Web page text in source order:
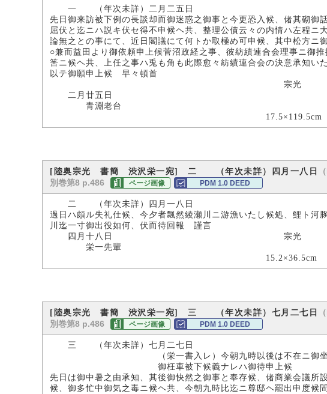
一 （年次未詳）二月二五日
先日御来訪被下例の長談却而御迷惑之御事と今更恐入候、偖其砌
屈伏と迄ニハ説キ伏セ得不申候ヘ共、整理公債云々の内情ハ左程
論無之との事にて、近日閣議にて何トか取極め可申候、其中松方ニ
○兼而益田より御依頼申上候菅沼政経之事、彼紡績連合会理事ニ御
筈ニ候ヘ共、上任之事ハ兎も角も此際愈々紡績連合会の決意承知
以テ御願申上候 早々頓首
宗光
二月廿五日
青淵老台
17.5×119.5cm
[陸奥宗光 書簡 渋沢栄一宛] 二 （年次未詳）四月一八日
別巻第8 p.486
ページ画像 PDM 1.0 DEED
二 （年次未詳）四月一八日
過日ハ頗ル失礼仕候、今夕者飄然綾瀬川ニ游漁いたし候処、鯉ト河
川迄一寸御出役如何、伏而待回報 謹言
四月十八日 宗光
栄一先輩
15.2×36.5cm
[陸奥宗光 書簡 渋沢栄一宛] 三 （年次未詳）七月二七日
別巻第8 p.486
ページ画像 PDM 1.0 DEED
三 （年次未詳）七月二七日
（栄一書入レ）今朝九時以後は不在ニ御坐候
御枉車被下候義ナレハ御待申上候
先日は御中暑之由承知、其後御快然之御事と奉存候、偖商業会議
候、御多忙中御気之毒ニ候ヘ共、今朝九時比迄ニ尊邸ヘ罷出申度